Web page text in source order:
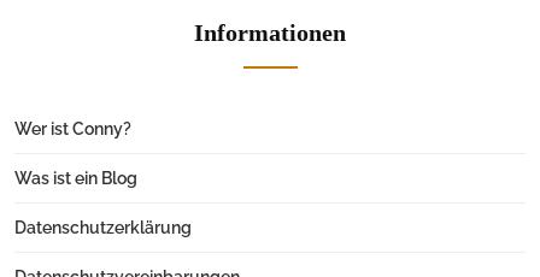
Informationen
Wer ist Conny?
Was ist ein Blog
Datenschutzerklärung